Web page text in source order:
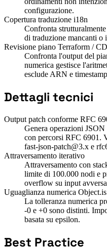
configurazione.
Copertura traduzione i18n
Confronta
di traduzione mancanti o
Revisione piano Terraform /
Confronta l'output del
numerica gestisce
esclude ARN e
Dettagli tecnici
Output patch conforme RFC
Genera operazioni
con percorsi RFC 6901.
fast-json-patch@3.x e
Attraversamento iterativo
Attraversamento con
limite di 100.000 nodi e
overflow su input
Uguaglianza numerica Object.is
La tolleranza numerica
-0 e +0 sono distinti.
basata su epsilon.
Best Practice